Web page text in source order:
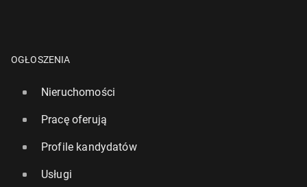
OGŁOSZENIA
Nieruchomości
Pracę oferują
Profile kandydatów
Usługi